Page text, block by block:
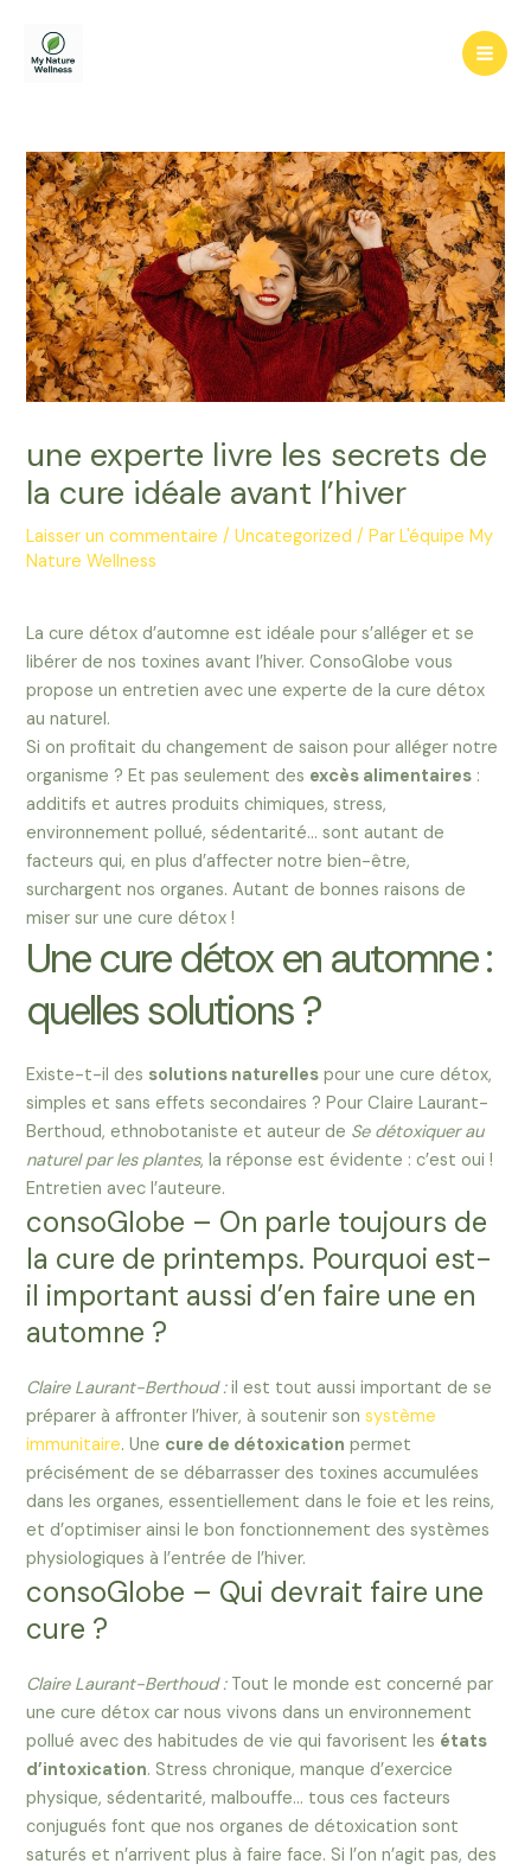
contenu
une experte livre les secrets de
la cure idéale avant l’hiver
Laisser un commentaire /Uncategorized / ParL'équipe My
Nature Wellness
La cure détox d’automne est idéale pour s’alléger et se
libérer de nos toxines avant l’hiver. ConsoGlobe vous
propose un entretien avec une experte de la cure détox
au naturel.
Si on profitait du changement de saison pour alléger notre
organisme ? Et pas seulement des excès alimentaires :
additifs et autres produits chimiques, stress,
environnement pollué, sédentarité… sont autant de
facteurs qui, en plus d’affecter notre bien-être,
surchargent nos organes. Autant de bonnes raisons de
miser sur une cure détox !
Une cure détox en automne :
quelles solutions ?
Existe-t-il des solutions naturelles pour une cure détox,
simples et sans effets secondaires ? Pour Claire Laurant-
Berthoud, ethnobotaniste et auteur de Se détoxiquer au
naturel par les plantes, la réponse est évidente : c’est oui !
Entretien avec l’auteure.
consoGlobe – On parle toujours de
la cure de printemps. Pourquoi est-
il important aussi d’en faire une en
automne ?
Claire Laurant-Berthoud :il est tout aussi important de se
préparer à affronter l’hiver, à soutenir sonsystème
immunitaire. Une cure de détoxication permet
précisément de se débarrasser des toxines accumulées
dans les organes, essentiellement dans le foie et les reins,
et d’optimiser ainsi le bon fonctionnement des systèmes
physiologiques à l’entrée de l’hiver.
consoGlobe – Qui devrait faire une
cure ?
Claire Laurant-Berthoud : Tout le monde est concerné par
une cure détox car nous vivons dans un environnement
pollué avec des habitudes de vie qui favorisent les états
d’intoxication. Stress chronique, manque d’exercice
physique, sédentarité, malbouffe… tous ces facteurs
conjugués font que nos organes de détoxication sont
saturés et n’arrivent plus à faire face. Si l’on n’agit pas, des